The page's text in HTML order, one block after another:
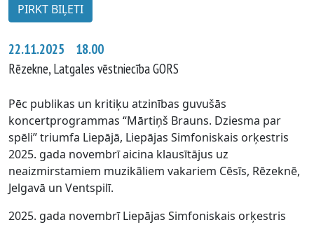
PIRKT BIĻETI
22.11.2025 18.00
Rēzekne, Latgales vēstniecība GORS
Pēc publikas un kritiķu atzinības guvušās
koncertprogrammas “Mārtiņš Brauns. Dziesma par
spēli” triumfa Liepājā, Liepājas Simfoniskais orķestris
2025. gada novembrī aicina klausītājus uz
neaizmirstamiem muzikāliem vakariem Cēsīs, Rēzeknē,
Jelgavā un Ventspilī.
2025. gada novembrī Liepājas Simfoniskais orķestris